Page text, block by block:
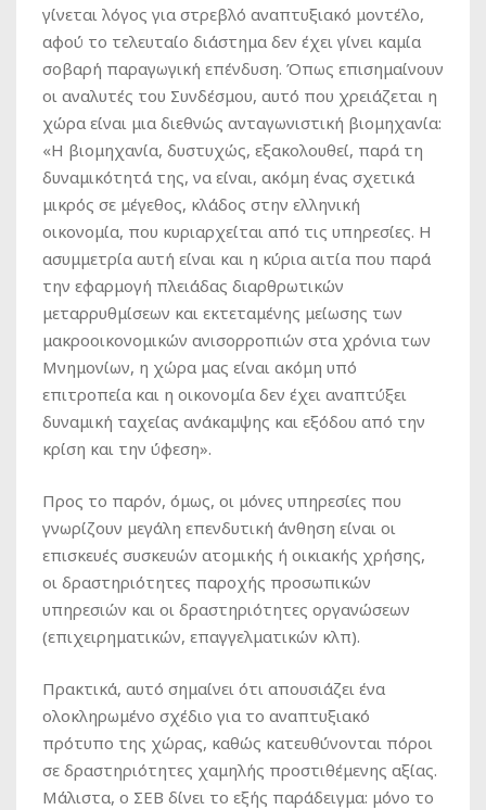
γίνεται λόγος για στρεβλό αναπτυξιακό μοντέλο,
αφού το τελευταίο διάστημα δεν έχει γίνει καμία
σοβαρή παραγωγική επένδυση. Όπως επισημαίνουν
οι αναλυτές του Συνδέσμου, αυτό που χρειάζεται η
χώρα είναι μια διεθνώς ανταγωνιστική βιομηχανία:
«Η βιομηχανία, δυστυχώς, εξακολουθεί, παρά τη
δυναμικότητά της, να είναι, ακόμη ένας σχετικά
μικρός σε μέγεθος, κλάδος στην ελληνική
οικονομία, που κυριαρχείται από τις υπηρεσίες. Η
ασυμμετρία αυτή είναι και η κύρια αιτία που παρά
την εφαρμογή πλειάδας διαρθρωτικών
μεταρρυθμίσεων και εκτεταμένης μείωσης των
μακροοικονομικών ανισορροπιών στα χρόνια των
Μνημονίων, η χώρα μας είναι ακόμη υπό
επιτροπεία και η οικονομία δεν έχει αναπτύξει
δυναμική ταχείας ανάκαμψης και εξόδου από την
κρίση και την ύφεση».
Προς το παρόν, όμως, οι μόνες υπηρεσίες που
γνωρίζουν μεγάλη επενδυτική άνθηση είναι οι
επισκευές συσκευών ατομικής ή οικιακής χρήσης,
οι δραστηριότητες παροχής προσωπικών
υπηρεσιών και οι δραστηριότητες οργανώσεων
(επιχειρηματικών, επαγγελματικών κλπ).
Πρακτικά, αυτό σημαίνει ότι απουσιάζει ένα
ολοκληρωμένο σχέδιο για το αναπτυξιακό
πρότυπο της χώρας, καθώς κατευθύνονται πόροι
σε δραστηριότητες χαμηλής προστιθέμενης αξίας.
Μάλιστα, ο ΣΕΒ δίνει το εξής παράδειγμα: μόνο το